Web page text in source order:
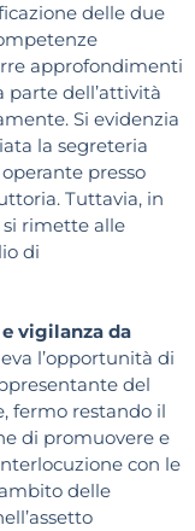
delle due
approfondimenti
parte dell’attività
Si evidenzia
la segreteria
presso
Tuttavia, in
si rimette alle
di
vigilanza da
l’opportunità di
del
fermo restando il
di promuovere e
con le
delle